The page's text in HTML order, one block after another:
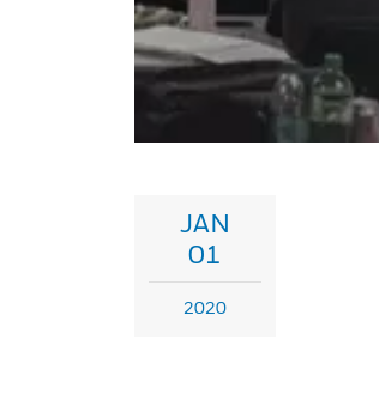
JAN
01
2020